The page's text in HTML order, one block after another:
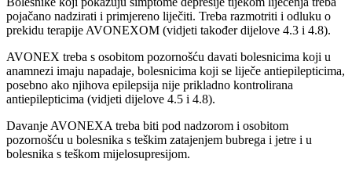
pojačano nadzirati i primjereno liječiti. Treba razmotriti i odluku o
prekidu terapije AVONEXOM (vidjeti također dijelove 4.3 i 4.8).
AVONEX treba s osobitom pozornošću davati bolesnicima koji u
anamnezi imaju napadaje, bolesnicima koji se liječe antiepilepticima,
posebno ako njihova epilepsija nije prikladno kontrolirana
antiepilepticima (vidjeti dijelove 4.5 i 4.8).
Davanje AVONEXA treba biti pod nadzorom i osobitom
pozornošću u bolesnika s teškim zatajenjem bubrega i jetre i u
bolesnika s teškom mijelosupresijom.